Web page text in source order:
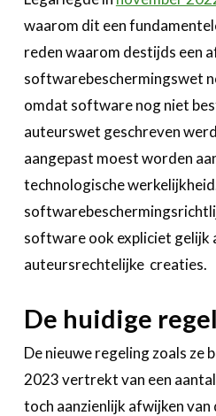
waarom dit een
reden waarom destijds een
softwarebeschermingswet
omdat software nog niet
auteurswet geschreven
aangepast moest worden
technologische
software ook expliciet gelijk
auteursrechtelijke creaties.
De huidige
De nieuwe regeling zoals ze
2023 vertrekt van een
toch aanzienlijk afwijken van